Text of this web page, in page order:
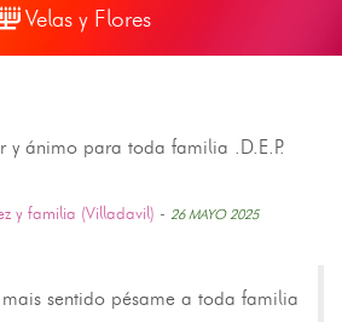
Velas y Flores
y ánimo para toda familia .D.E.P.
y familia (Villadavil) - 26 MAYO 2025
sentido pésame a toda familia